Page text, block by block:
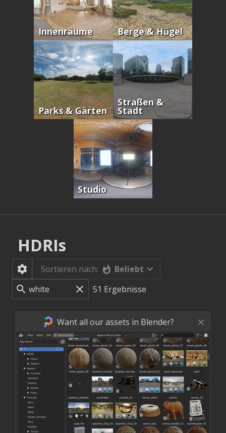
Innenräume Berge & Hügel
Parks & Gärten
Straßen &
Stadt
Studio
HDRIs
Sortieren nach:
Beliebt
51 Ergebnisse
Want all our assets in Blender?